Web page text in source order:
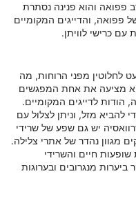
פפואה והוא פנינה נסתרת
פפואה, והדייגים המקומיים
כרישי לוויתן.
לחלוטין מפני הרוחות, מה
מציעה את אחת המפגשים
הודות לדייגים המקומיים.
להביא מזל, וניתן לצלול עם
יש גם שפע של שרידי
מגוון נהדר של אתרי צלילה.
חיים והשרידי
מנגרובים ובערוגות